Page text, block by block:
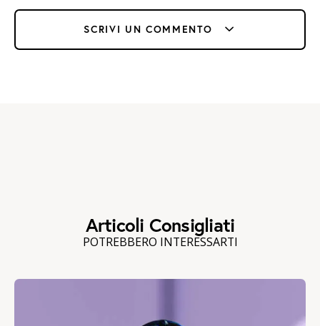
SCRIVI UN COMMENTO
Articoli Consigliati
POTREBBERO INTERESSARTI